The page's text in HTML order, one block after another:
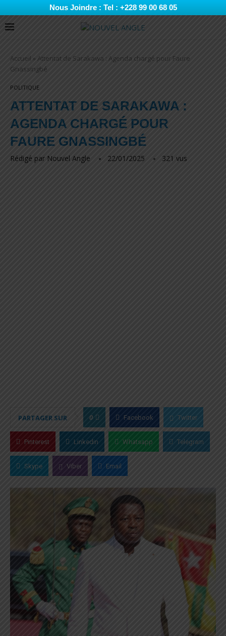
Nous Joindre : Tel : +228 99 00 68 05
Accueil » Attentat de Sarakawa : Agenda chargé pour Faure
Gnassingbé
POLITIQUE
ATTENTAT DE SARAKAWA :
AGENDA CHARGÉ POUR
FAURE GNASSINGBÉ
Rédigé par Nouvel Angle 22/01/2025 321 vus
PARTAGER SUR 0 Facebook Twitter
Pinterest Linkedin Whatsapp Telegram
Skype Viber Email